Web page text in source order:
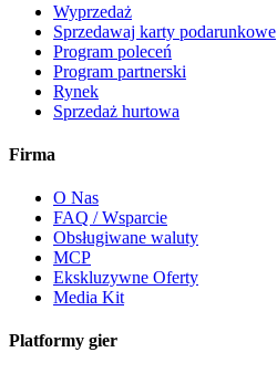
Wyprzedaż
Sprzedawaj karty podarunkowe
Program poleceń
Program partnerski
Rynek
Sprzedaż hurtowa
Firma
O Nas
FAQ / Wsparcie
Obsługiwane waluty
MCP
Ekskluzywne Oferty
Media Kit
Platformy gier